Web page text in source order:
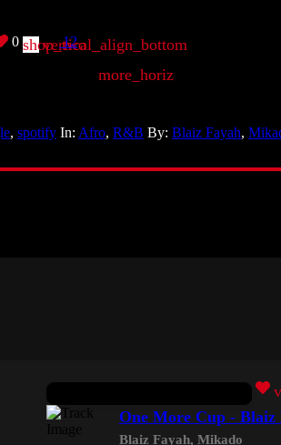
0 shop_two
vertical_align_bottom
12
more_horiz
, spotify In: Afro, R&B By: Blaiz Fayah,
One More Cup -
Blaiz Fayah, Mikado